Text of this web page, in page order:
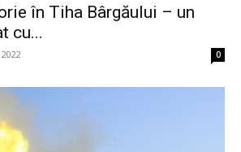
în Tiha Bârgăului – un
cu...
0